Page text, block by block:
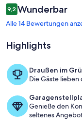
Bewertungen
9,29,2 von 10.
Wunderbar
Alle 14 Bewertungen
Highlights
Draußen im
Die Gäste
Genieße den
seltenes